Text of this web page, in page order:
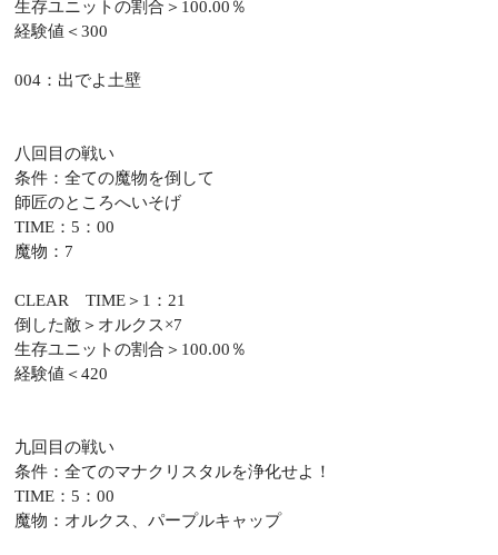
生存ユニットの割合＞100.00％
経験値＜300
004：出でよ土壁
八回目の戦い
条件：全ての魔物を倒して
師匠のところへいそげ
TIME：5：00
魔物：7
CLEAR TIME＞1：21
倒した敵＞オルクス×7
生存ユニットの割合＞100.00％
経験値＜420
九回目の戦い
条件：全てのマナクリスタルを浄化せよ！
TIME：5：00
魔物：オルクス、パープルキャップ